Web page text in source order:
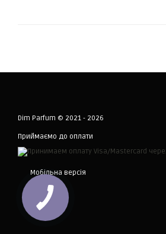
Dim Parfum © 2021 - 2026
Приймаємо до оплати
Мобільна версія